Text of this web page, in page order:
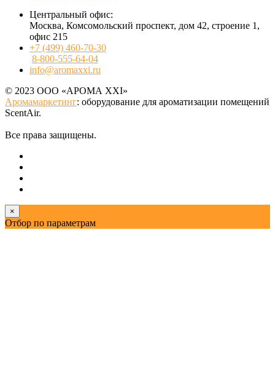
Центральный офис:
Москва, Комсомольский проспект, дом 42, строение 1,
офис 215
+7 (499) 460-70-30
8-800-555-64-04
info@aromaxxi.ru
© 2023 ООО «АРОМА XXI»
Аромамаркетинг: оборудование для ароматизации помещений
ScentAir.
Все права защищены.
×
Отбор по параметрам